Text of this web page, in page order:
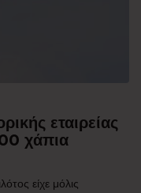
εταιρείας
χάπια
είχε μόλις